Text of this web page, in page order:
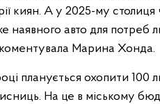
киян. А у 2025-му
наявного авто для потреб
Марина Хонда.
планується охопити 100
На це в міському